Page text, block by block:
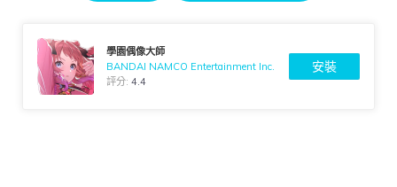
學園偶像大師
BANDAI NAMCO Entertainment Inc.
評分:4.4
安裝